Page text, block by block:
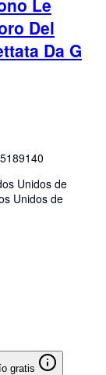
Le
Del
Da G
Unidos de
Unidos de
gratis